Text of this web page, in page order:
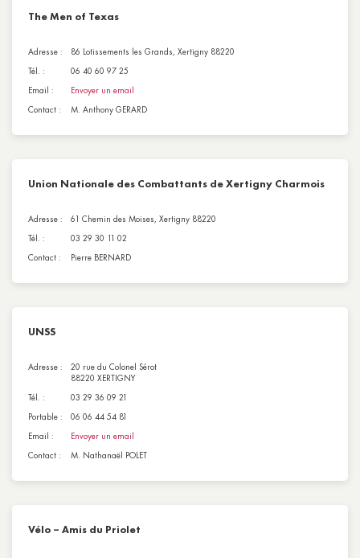
The Men of Texas
Adresse :
86 Lotissements les Grands, Xertigny 88220
Tél. :
06 40 60 97 25
Email :
Envoyer un email
Contact :
M. Anthony GERARD
Union Nationale des Combattants de Xertigny Charmois
Adresse :
61 Chemin des Moises, Xertigny 88220
Tél. :
03 29 30 11 02
Contact :
Pierre BERNARD
UNSS
Adresse :
20 rue du Colonel Sérot
88220 XERTIGNY
Tél. :
03 29 36 09 21
Portable :
06 06 44 54 81
Email :
Envoyer un email
Contact :
M. Nathanaël POLET
Vélo – Amis du Priolet